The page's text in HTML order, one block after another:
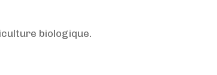
biologique.